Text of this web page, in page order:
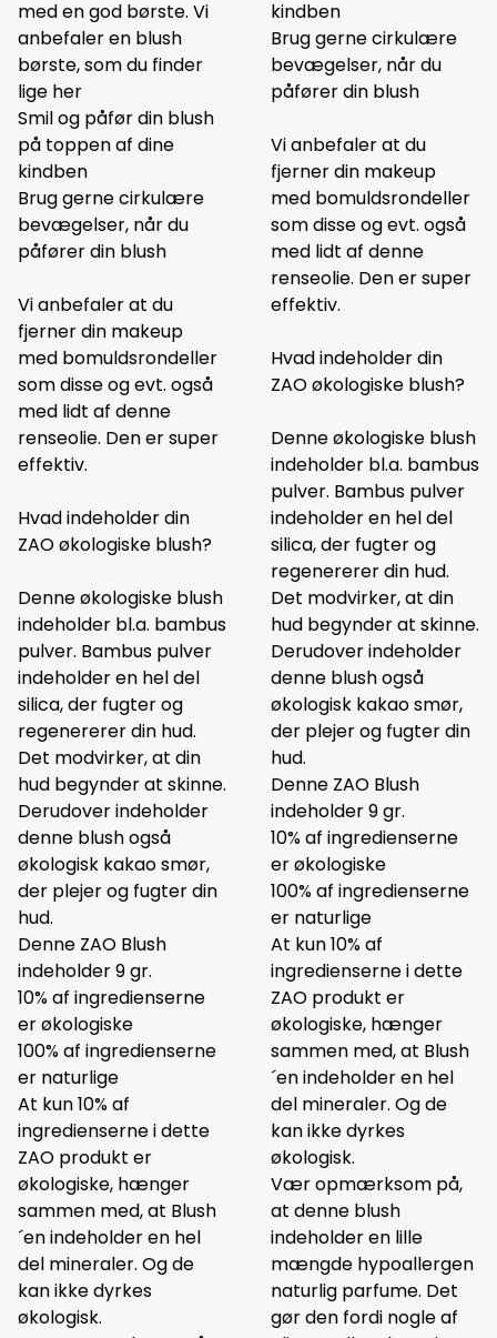
med en god børste. Vi
anbefaler en blush
børste, som du finder
lige her
Smil og påfør din blush
på toppen af dine
kindben
Brug gerne cirkulære
bevægelser, når du
påfører din blush
Vi anbefaler at du
fjerner din makeup
med bomuldsrondeller
somdisseog evt. også
med lidt af denne
renseolie. Den er super
effektiv.
Hvad indeholder din
ZAO økologiske blush?
Denne økologiske blush
indeholder bl.a. bambus
pulver. Bambus pulver
indeholder en hel del
silica, der fugter og
regenererer din hud.
Det modvirker, at din
hud begynder at skinne.
Derudover indeholder
denne blush også
økologisk kakao smør,
der plejer og fugter din
hud.
Denne ZAO Blush
indeholder 9 gr.
10% af ingredienserne
er økologiske
100% af ingredienserne
er naturlige
At kun 10% af
ingredienserne i dette
ZAO produkt er
økologiske, hænger
sammen med, at Blush
´en indeholder en hel
del mineraler. Og de
kan ikke dyrkes
økologisk.
kindben
Brug gerne cirkulære
bevægelser, når du
påfører din blush
Vi anbefaler at du
fjerner din makeup
med bomuldsrondeller
somdisseog evt. også
med lidt af denne
renseolie. Den er super
effektiv.
Hvad indeholder din
ZAO økologiske blush?
Denne økologiske blush
indeholder bl.a. bambus
pulver. Bambus pulver
indeholder en hel del
silica, der fugter og
regenererer din hud.
Det modvirker, at din
hud begynder at skinne.
Derudover indeholder
denne blush også
økologisk kakao smør,
der plejer og fugter din
hud.
Denne ZAO Blush
indeholder 9 gr.
10% af ingredienserne
er økologiske
100% af ingredienserne
er naturlige
At kun 10% af
ingredienserne i dette
ZAO produkt er
økologiske, hænger
sammen med, at Blush
´en indeholder en hel
del mineraler. Og de
kan ikke dyrkes
økologisk.
Vær opmærksom på,
at denne blush
indeholder en lille
mængde hypoallergen
naturlig parfume. Det
gør den fordi nogle af